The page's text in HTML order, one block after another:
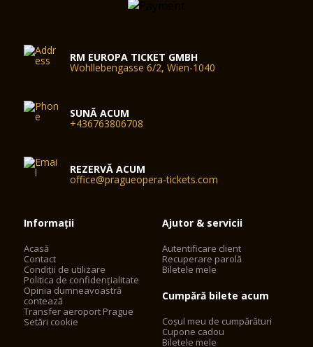
RM EUROPA TICKET GMBH
Wohllebengasse 6/2, Wien-1040
SUNĂ ACUM
+436763806708
REZERVĂ ACUM
office@pragueopera-tickets.com
Informații
Acasă
Contact
Condiții de utilizare
Politica de confidențialitate
Opinia dumneavoastră
contează
Transfer aeroport Prague
Setări cookie
Ajutor & servicii
Autentificare client
Recuperare parolă
Biletele mele
Cumpără bilete acum
Coșul meu de cumpărături
Cupone cadou
Biletele mele